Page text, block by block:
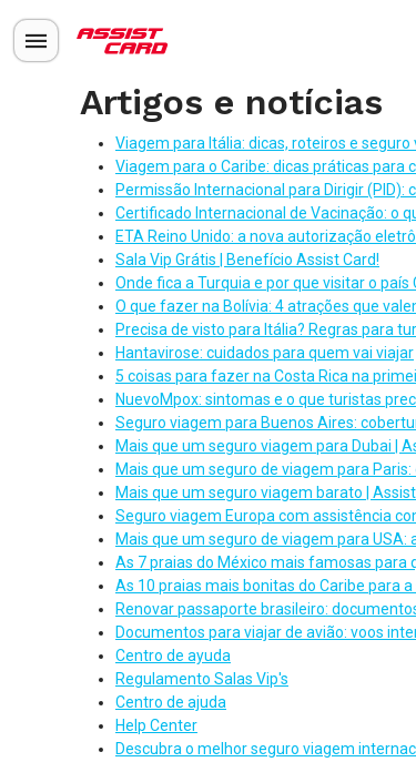
Artigos e notícias
Viagem para Itália: dicas, roteiros e seguro
Viagem para o Caribe: dicas práticas para
Permissão Internacional para Dirigir (PID):
Certificado Internacional de Vacinação: o
ETA Reino Unido: a nova autorização
Sala Vip Grátis | Benefício Assist Card!
Onde fica a Turquia e por que visitar o país
O que fazer na Bolívia: 4 atrações que
Precisa de visto para Itália? Regras para
Hantavirose: cuidados para quem vai viajar
5 coisas para fazer na Costa Rica na
NuevoMpox: sintomas e o que turistas
Seguro viagem para Buenos Aires:
Mais que um seguro viagem para Dubai |
Mais que um seguro de viagem para Paris:
Mais que um seguro viagem barato |
Seguro viagem Europa com assistência
Mais que um seguro de viagem para USA:
As 7 praias do México mais famosas para
As 10 praias mais bonitas do Caribe para
Renovar passaporte brasileiro:
Documentos para viajar de avião: voos
Centro de ayuda
Regulamento Salas Vip's
Centro de ajuda
Help Center
Descubra o melhor seguro viagem